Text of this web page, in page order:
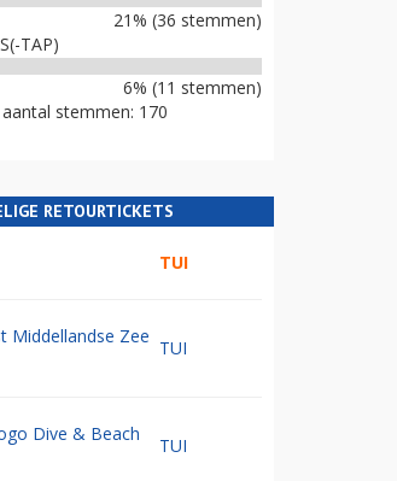
21% (36 stemmen)
TAP)
6% (11 stemmen)
stemmen: 170
RETOURTICKETS
TUI
Middellandse Zee
TUI
Dive & Beach
TUI